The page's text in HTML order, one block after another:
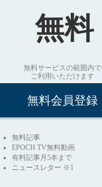
無料
無料サービスの範囲内で
ご利用いただけます
無料会員登録
無料記事
EPOCH TV無料動画
有料記事月5本まで
ニュースレター ※1